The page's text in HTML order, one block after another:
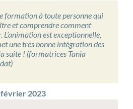
formation à toute personne qui
et comprendre comment
est exceptionnelle,
une très bonne intégration des
suite ! (formatrices Tania
février 2023